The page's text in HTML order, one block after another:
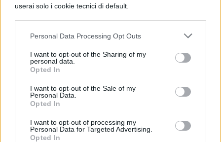
userai solo i cookie tecnici di default.
Personal Data Processing Opt Outs
I want to opt-out of the Sharing of my
personal data.
Opted In
I want to opt-out of the Sale of my
Personal Data.
Opted In
I want to opt-out of processing my
Personal Data for Targeted Advertising.
Opted In
modo cronologico ideato dal creatore di Star
Wars, Lucas, che in origine aveva previsto
una saga di 12 film, poi ridotti a sei ed era
partito dal IV solo perchè l’unico che
prevedeva una trama indipendente rispetto
agli altri episodi. Anche se tra le due trilogie è
trascorso molto tempo, questa sarebbe la
però ci sono alcuni problemi: per prima